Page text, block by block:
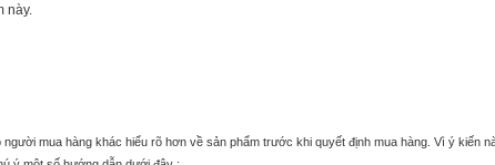
này.
mua hàng khác hiểu rõ hơn về sản phẩm trước khi quyết định mua hàng. Vì ý kiến